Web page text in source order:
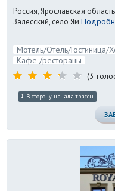
Россия, Ярославская
Залесский, село Ям
Мотель/Отель/Гостиница/
Кафе /рестораны
(3
В сторону начала трассы